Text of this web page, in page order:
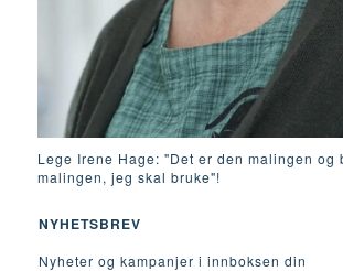
Lege Irene Hage: "Det er den malingen og
malingen, jeg skal bruke"!
NYHETSBREV
Nyheter og kampanjer i innboksen din